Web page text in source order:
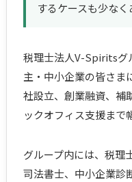
するケースも少なく
税理士法人V-Spiritsグ
主・中小企業の皆さま
社設立、創業融資、補
ックオフィス支援まで
グループ内には、税理
司法書士、中小企業診